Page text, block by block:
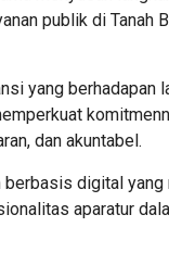
publik di Tanah
yang berhadapan
dan akuntabel.
berbasis digital yang
aparatur